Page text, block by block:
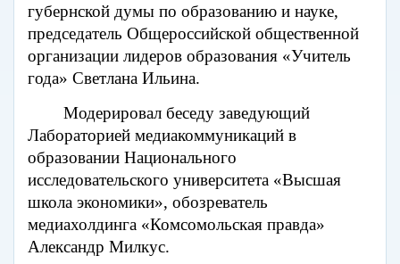
губернской думы по образованию и науке,
председатель Общероссийской общественной
организации лидеров образования «Учитель
года» Светлана Ильина.
Модерировал беседу заведующий
Лабораторией медиакоммуникаций в
образовании Национального
исследовательского университета «Высшая
школа экономики», обозреватель
медиахолдинга «Комсомольская правда»
Александр​ Милкус.